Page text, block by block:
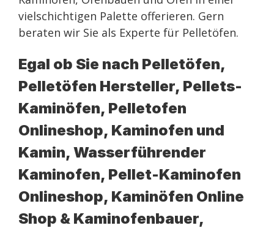
vielschichtigen Palette offerieren. Gern
beraten wir Sie als Experte für Pelletöfen.
Egal ob Sie nach Pelletöfen,
Pelletöfen Hersteller, Pellets-
Kaminöfen, Pelletofen
Onlineshop, Kaminofen und
Kamin, Wasserführender
Kaminofen, Pellet-Kaminofen
Onlineshop, Kaminöfen Online
Shop & Kaminofenbauer,